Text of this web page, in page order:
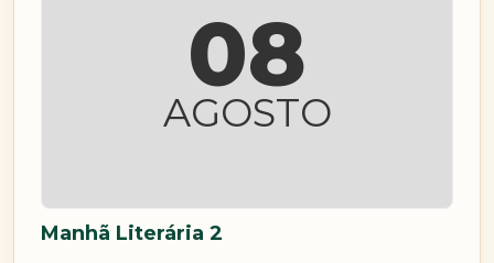
08
AGOSTO
Manhã Literária 2